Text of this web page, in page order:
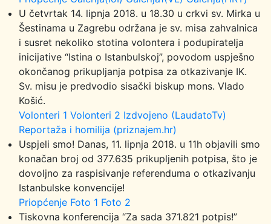
U četvrtak 14. lipnja 2018. u 18.30 u crkvi sv. Mirka u
Šestinama u Zagrebu održana je sv. misa zahvalnica
i susret nekoliko stotina volontera i podupiratelja
inicijative “Istina o Istanbulskoj”, povodom uspješno
okončanog prikupljanja potpisa za otkazivanje IK.
Sv. misu je predvodio sisački biskup mons. Vlado
Košić.
Volonteri 1 Volonteri 2 Izdvojeno (LaudatoTv)
Reportaža i homilija (priznajem.hr)
Uspjeli smo! Danas, 11. lipnja 2018. u 11h objavili smo
konačan broj od 377.635 prikupljenih potpisa, što je
dovoljno za raspisivanje referenduma o otkazivanju
Istanbulske konvencije!
Priopćenje Foto 1 Foto 2
Tiskovna konferencija “Za sada 371.821 potpis!”